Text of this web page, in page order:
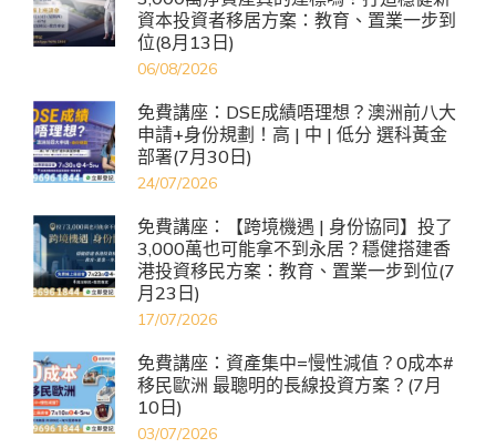
資本投資者移居方案：教育、置業一步到
位(8月13日)
06/08/2026
免費講座：DSE成績唔理想？澳洲前八大
申請+身份規劃！高 | 中 | 低分 選科黃金
部署(7月30日)
24/07/2026
免費講座：【跨境機遇 | 身份協同】投了
3,000萬也可能拿不到永居？穩健搭建香
港投資移民方案：教育、置業一步到位(7
月23日)
17/07/2026
免費講座：資產集中=慢性減值？0成本#
移民歐洲 最聰明的長線投資方案？(7月
10日)
03/07/2026